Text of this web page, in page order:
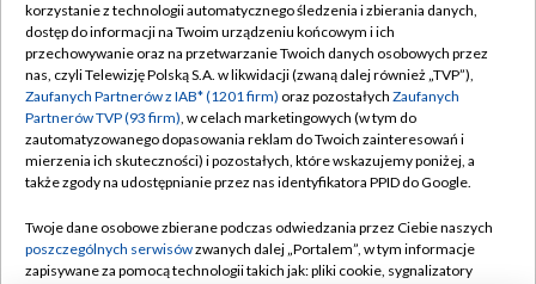
TVP
Abonament TVP
Emisja w TVP
Centrum informacji TVP
Naziemna Telewizja Cyfrowa
Rada Programowa
Regulamin TVP
Polityka prywatności
Moje zgody
Pomoc
Kontakt
korzystanie z technologii automatycznego śledzenia i zbierania danych,
dostęp do informacji na Twoim urządzeniu końcowym i ich
przechowywanie oraz na przetwarzanie Twoich danych osobowych przez
nas, czyli Telewizję Polską S.A. w likwidacji (zwaną dalej również „TVP”),
Zaufanych Partnerów z IAB* (1201 firm) oraz pozostałych Zaufanych
Partnerów TVP (93 firm), w celach marketingowych (w tym do
zautomatyzowanego dopasowania reklam do Twoich zainteresowań i
mierzenia ich skuteczności) i pozostałych, które wskazujemy poniżej, a
także zgody na udostępnianie przez nas identyfikatora PPID do Google.
Twoje dane osobowe zbierane podczas odwiedzania przez Ciebie naszych
poszczególnych serwisówzwanych dalej „Portalem”, w tym informacje
zapisywane za pomocą technologii takich jak: pliki cookie, sygnalizatory